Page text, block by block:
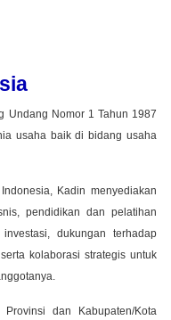
Undang Nomor 1 Tahun 1987
usaha baik di bidang usaha
Kadin menyediakan
pendidikan dan pelatihan
dukungan terhadap
kolaborasi strategis untuk
dan Kabupaten/Kota